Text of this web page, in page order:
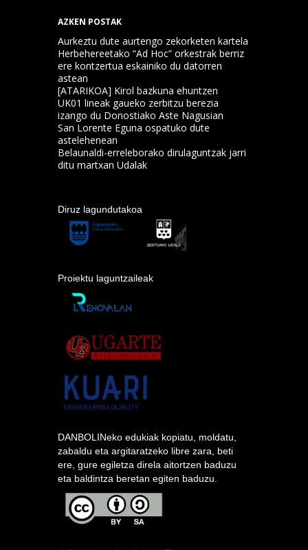
AZKEN POSTAK
Aurkeztu dute aurtengo zekorketen kartela
Herbehereetako “Ad Hoc” orkestrak berriz
ere kontzertua eskainiko du datorren
astean
[ATARIKOA] Kirol bazkuna ehuntzen
UK01 lineak gaueko zerbitzu berezia
izango du Donostiako Aste Nagusian
San Lorente Eguna ospatuko dute
astelehenean
Belaunaldi-erreleborako dirulaguntzak jarri
ditu martxan Udalak
Diruz lagundutakoa
Proiektu laguntzaileak
DANBOLINeko edukiak kopiatu, moldatu,
zabaldu eta argitaratzeko libre zara, beti
ere, gure egiletza direla aitortzen baduzu
eta baldintza beretan egiten baduzu.